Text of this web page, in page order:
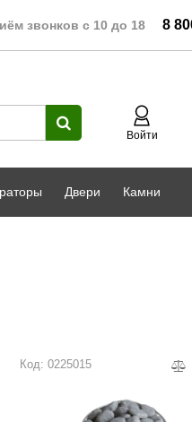
звонков с 10 до 18 8
Войти
Двери Камни
Код: 0225015